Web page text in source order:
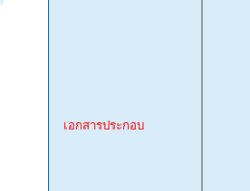
เอกสารประกอบ